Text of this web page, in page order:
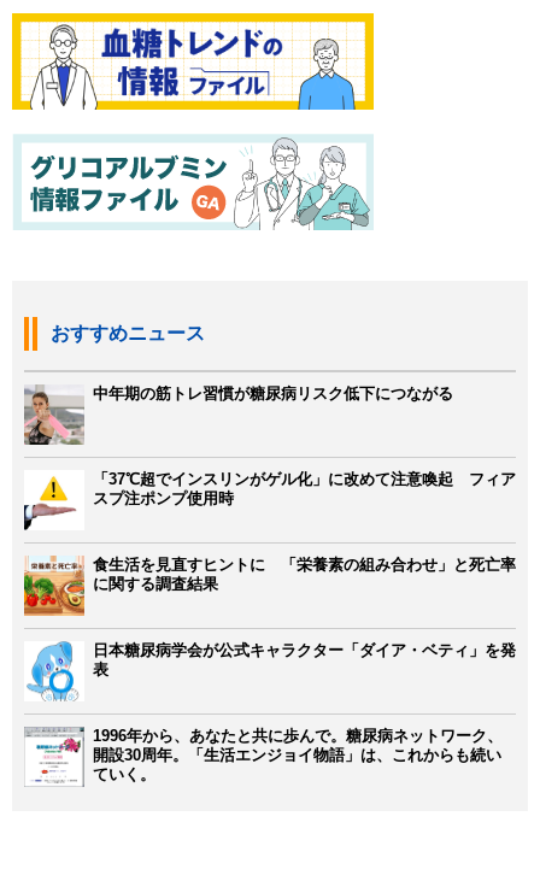
おすすめニュース
中年期の筋トレ習慣が糖尿病リスク低下につながる
「37℃超でインスリンがゲル化」に改めて注意喚起 フィア
スプ注ポンプ使用時
食生活を見直すヒントに 「栄養素の組み合わせ」と死亡率
に関する調査結果
日本糖尿病学会が公式キャラクター「ダイア・ベティ」を発
表
1996年から、あなたと共に歩んで。糖尿病ネットワーク、
開設30周年。「生活エンジョイ物語」は、これからも続い
ていく。